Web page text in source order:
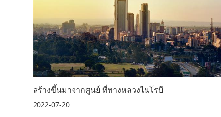
สร้างขึ้นมาจากศูนย์ ที่ทางหลวงไนโรบี
2022-07-20